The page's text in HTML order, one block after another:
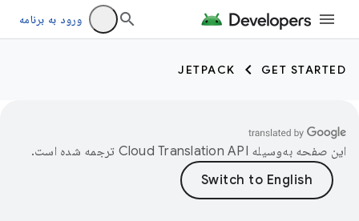
ورود به برنامه
GET STARTED
JETPACK
این صفحه به‌وسیله ترجمه شده است.